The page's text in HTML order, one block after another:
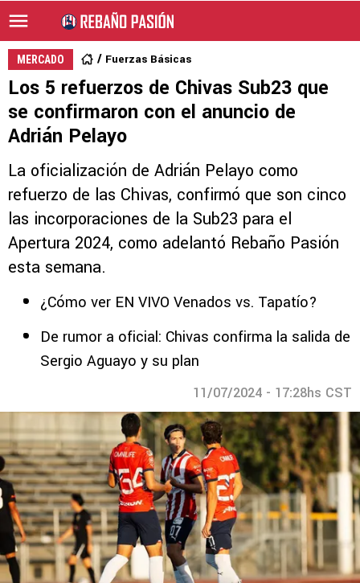
MERCADO Fuerzas Básicas
Los 5 refuerzos de Chivas Sub23 que
se confirmaron con el anuncio de
Adrián Pelayo
La oficialización de Adrián Pelayo como
refuerzo de las Chivas, confirmó que son cinco
las incorporaciones de la Sub23 para el
Apertura 2024, como adelantó Rebaño Pasión
esta semana.
¿Cómo ver EN VIVO Venados vs. Tapatío?
De rumor a oficial: Chivas confirma la salida de
Sergio Aguayo y su plan
11/07/2024 - 17:28hs CST